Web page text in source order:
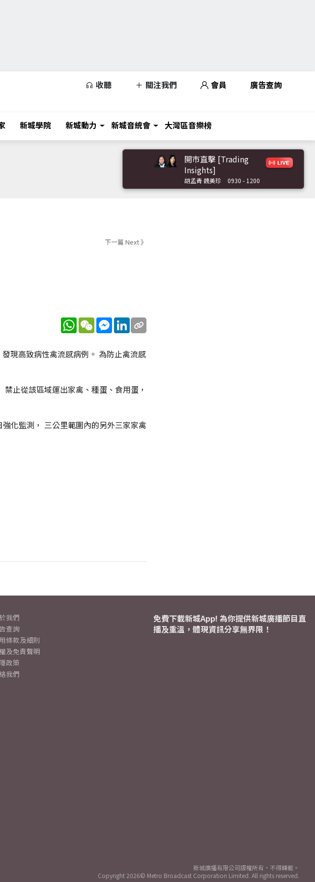
收聽 關注我們 會員 廣告查詢
新城學院 新城動力 新城音統會 大灣區音樂榜
開市直擊 [Trading
Insights]
胡孟青 魏美珍 0930 - 1200
下一篇 Next 》
WhatsApp
WeChatMessenger
LinkedIn
現高致病性禽流感病例。 為防止禽流感
止從該區域運出家禽、種蛋、食用蛋，
化監測， 三公里範圍內的另外三家家禽
我們
查詢
條款及細則
及免責聲明
政策
我們
免費下載新城App! 為你提供新城廣播節目直
播及重溫，體現資訊分享無界限！
新城廣播有限公司版權所有，不得轉載。
Copyright 2026© Metro Broadcast Corporation Limited. All rights reserved.